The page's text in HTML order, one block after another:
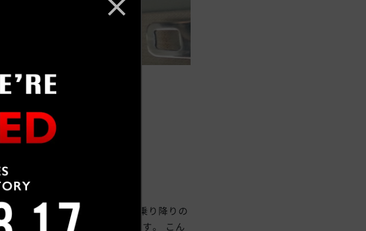
運転席の座面の補修です。 乗り降りの
画像のようになってしまいます。 こん